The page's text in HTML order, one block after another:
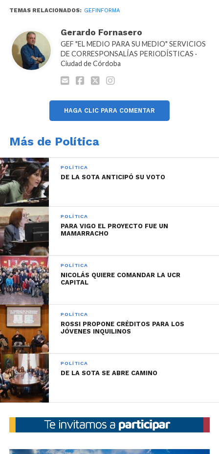
Finalizada la visita a Río Cuarto, Macri continuó la
provincia de San Luis.
TEMAS RELACIONADOS: GEFINFORMA
Gerardo Fornasero
GEF "EL MEDIO PARA SU MEDIO" SERVICIOS
DE CORRESPONSALÍAS PERIODÍSTICAS ·
Ciudad de Córdoba
HAGA CLIC PARA COMENTAR
Más de Política
POLÍTICA
DE LA SOTA ANTICIPÓ SU VOTO
POLÍTICA
PARA VIGO EL PROYECTO FUE UN
MAMARRACHO
POLÍTICA
NICOLÁS QUIERE COMANDAR LA UCR
CAPITAL
POLÍTICA
ROSSI PROPONE CRÉDITOS PARA LOS
JÓVENES INQUILINOS
POLÍTICA
DE LA SOTA SE ABRE CAMINO